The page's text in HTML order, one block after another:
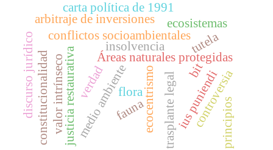
trasplante legal
Áreas naturales protegidas
conflictos socioambientales
ecocentrismo
flora
fauna
medio ambiente
ecosistemas
justicia restaurativa ius puniendi
valor intrínseco
constitucionalidad
arbitraje de inversiones
bit
controversia
tutela
carta política de 1991
insolvencia
discurso jurídico
principios
verdad